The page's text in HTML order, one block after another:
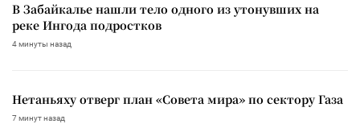
В Забайкалье нашли тело одного из утонувших на
реке Ингода подростков
4 минуты назад
Нетаньяху отверг план «Совета мира» по сектору Газа
7 минут назад